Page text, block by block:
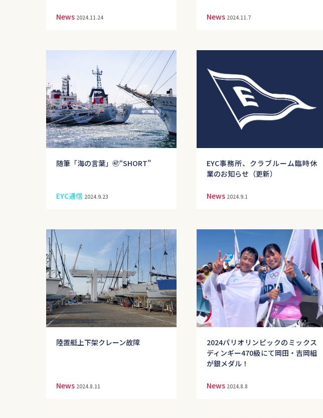
News 2024.11.24 News 2024.11.7
随筆「海の言葉」㊼“SHORT”
EYC通信 2024.9.23
EYC事務所、クラブルーム臨時休
業のお知らせ（更新）
News 2024.9.1
陸置艇上下架クレーン故障
News 2024.8.11
2024パリオリンピックのミックス
ディンギー470級にて岡田・吉岡組
が銀メダル！
News 2024.8.8